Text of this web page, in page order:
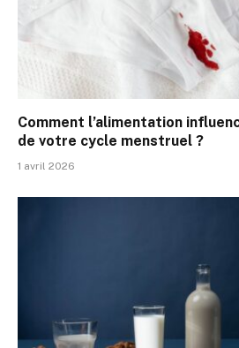
Comment l’alimentation
de votre cycle menstruel ?
1 avril 2026